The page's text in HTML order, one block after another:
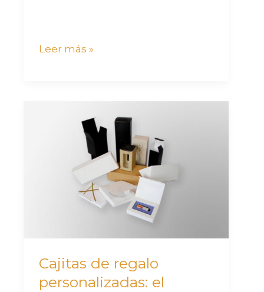
Leer más »
Cajitas de regalo
personalizadas: el
personalizadas:
para
eventos,
regalos